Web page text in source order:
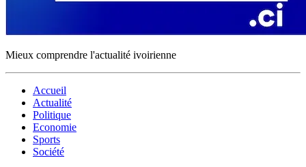
Mieux comprendre l'actualité ivoirienne
Accueil
Actualité
Politique
Economie
Sports
Société